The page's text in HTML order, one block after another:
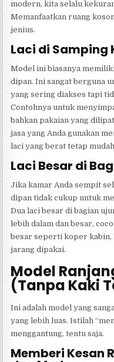
modern, kita selalu
Memanfaatkan ruang
jenius.
Laci di Samping
Model ini biasanya
dipan. Ini sangat berguna
yang sering diakses tapi
Contohnya untuk
bahkan pakaian yang
jasa yang Anda gunakan
laci yang berat tetap
Laci Besar di
Jika kamar Anda sempit
dipan tidak cukup untuk
Dua laci besar di bagian
lebih dalam dan besar,
besar seperti koper kabin,
jarang dipakai.
Model
(Tanpa Kaki
Ini adalah model yang
yang lebih luas. Istilah
menggantung, tentu saja.
Memberi Kesan